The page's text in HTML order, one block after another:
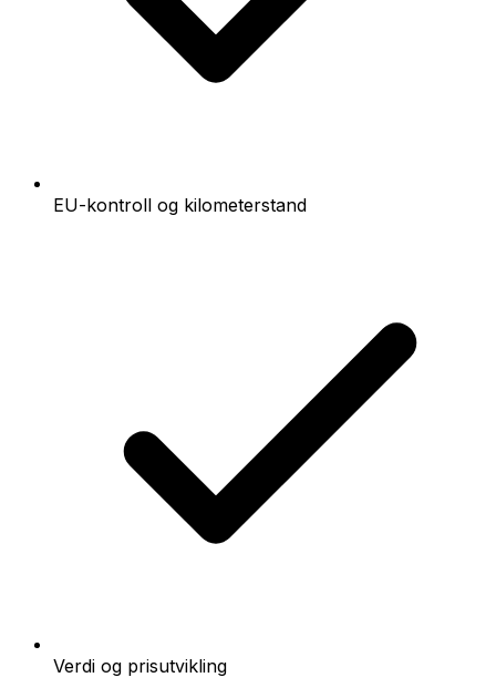
EU-kontroll og kilometerstand
Verdi og prisutvikling